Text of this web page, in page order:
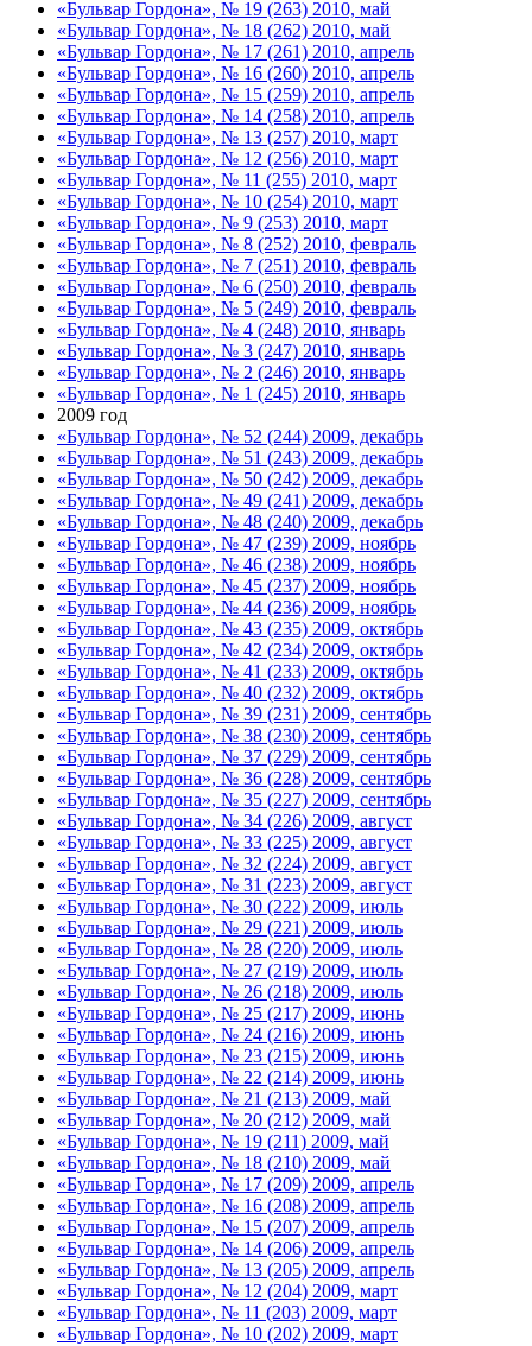
«Бульвар Гордона», № 19 (263) 2010, май
«Бульвар Гордона», № 18 (262) 2010, май
«Бульвар Гордона», № 17 (261) 2010, апрель
«Бульвар Гордона», № 16 (260) 2010, апрель
«Бульвар Гордона», № 15 (259) 2010, апрель
«Бульвар Гордона», № 14 (258) 2010, апрель
«Бульвар Гордона», № 13 (257) 2010, март
«Бульвар Гордона», № 12 (256) 2010, март
«Бульвар Гордона», № 11 (255) 2010, март
«Бульвар Гордона», № 10 (254) 2010, март
«Бульвар Гордона», № 9 (253) 2010, март
«Бульвар Гордона», № 8 (252) 2010, февраль
«Бульвар Гордона», № 7 (251) 2010, февраль
«Бульвар Гордона», № 6 (250) 2010, февраль
«Бульвар Гордона», № 5 (249) 2010, февраль
«Бульвар Гордона», № 4 (248) 2010, январь
«Бульвар Гордона», № 3 (247) 2010, январь
«Бульвар Гордона», № 2 (246) 2010, январь
«Бульвар Гордона», № 1 (245) 2010, январь
2009 год
«Бульвар Гордона», № 52 (244) 2009, декабрь
«Бульвар Гордона», № 51 (243) 2009, декабрь
«Бульвар Гордона», № 50 (242) 2009, декабрь
«Бульвар Гордона», № 49 (241) 2009, декабрь
«Бульвар Гордона», № 48 (240) 2009, декабрь
«Бульвар Гордона», № 47 (239) 2009, ноябрь
«Бульвар Гордона», № 46 (238) 2009, ноябрь
«Бульвар Гордона», № 45 (237) 2009, ноябрь
«Бульвар Гордона», № 44 (236) 2009, ноябрь
«Бульвар Гордона», № 43 (235) 2009, октябрь
«Бульвар Гордона», № 42 (234) 2009, октябрь
«Бульвар Гордона», № 41 (233) 2009, октябрь
«Бульвар Гордона», № 40 (232) 2009, октябрь
«Бульвар Гордона», № 39 (231) 2009, сентябрь
«Бульвар Гордона», № 38 (230) 2009, сентябрь
«Бульвар Гордона», № 37 (229) 2009, сентябрь
«Бульвар Гордона», № 36 (228) 2009, сентябрь
«Бульвар Гордона», № 35 (227) 2009, сентябрь
«Бульвар Гордона», № 34 (226) 2009, август
«Бульвар Гордона», № 33 (225) 2009, август
«Бульвар Гордона», № 32 (224) 2009, август
«Бульвар Гордона», № 31 (223) 2009, август
«Бульвар Гордона», № 30 (222) 2009, июль
«Бульвар Гордона», № 29 (221) 2009, июль
«Бульвар Гордона», № 28 (220) 2009, июль
«Бульвар Гордона», № 27 (219) 2009, июль
«Бульвар Гордона», № 26 (218) 2009, июль
«Бульвар Гордона», № 25 (217) 2009, июнь
«Бульвар Гордона», № 24 (216) 2009, июнь
«Бульвар Гордона», № 23 (215) 2009, июнь
«Бульвар Гордона», № 22 (214) 2009, июнь
«Бульвар Гордона», № 21 (213) 2009, май
«Бульвар Гордона», № 20 (212) 2009, май
«Бульвар Гордона», № 19 (211) 2009, май
«Бульвар Гордона», № 18 (210) 2009, май
«Бульвар Гордона», № 17 (209) 2009, апрель
«Бульвар Гордона», № 16 (208) 2009, апрель
«Бульвар Гордона», № 15 (207) 2009, апрель
«Бульвар Гордона», № 14 (206) 2009, апрель
«Бульвар Гордона», № 13 (205) 2009, апрель
«Бульвар Гордона», № 12 (204) 2009, март
«Бульвар Гордона», № 11 (203) 2009, март
«Бульвар Гордона», № 10 (202) 2009, март